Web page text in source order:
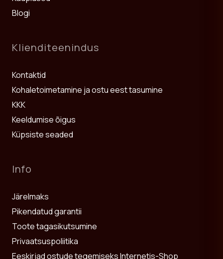
Blogi
Klienditeenindus
Kontaktid
Kohaletoimetamine ja ostu eest tasumine
KKK
Keeldumise õigus
Küpsiste seaded
Info
Järelmaks
Pikendatud garantii
Toote tagasikutsumine
Privaatsuspoliitika
Eeskirjad ostude tegemiseks Internetis-Shop